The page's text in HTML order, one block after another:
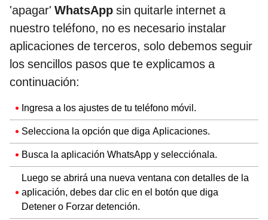
'apagar' WhatsApp sin quitarle internet a
nuestro teléfono, no es necesario instalar
aplicaciones de terceros, solo debemos seguir
los sencillos pasos que te explicamos a
continuación:
Ingresa a los ajustes de tu teléfono móvil.
Selecciona la opción que diga Aplicaciones.
Busca la aplicación WhatsApp y selecciónala.
Luego se abrirá una nueva ventana con detalles de la
aplicación, debes dar clic en el botón que diga
Detener o Forzar detención.